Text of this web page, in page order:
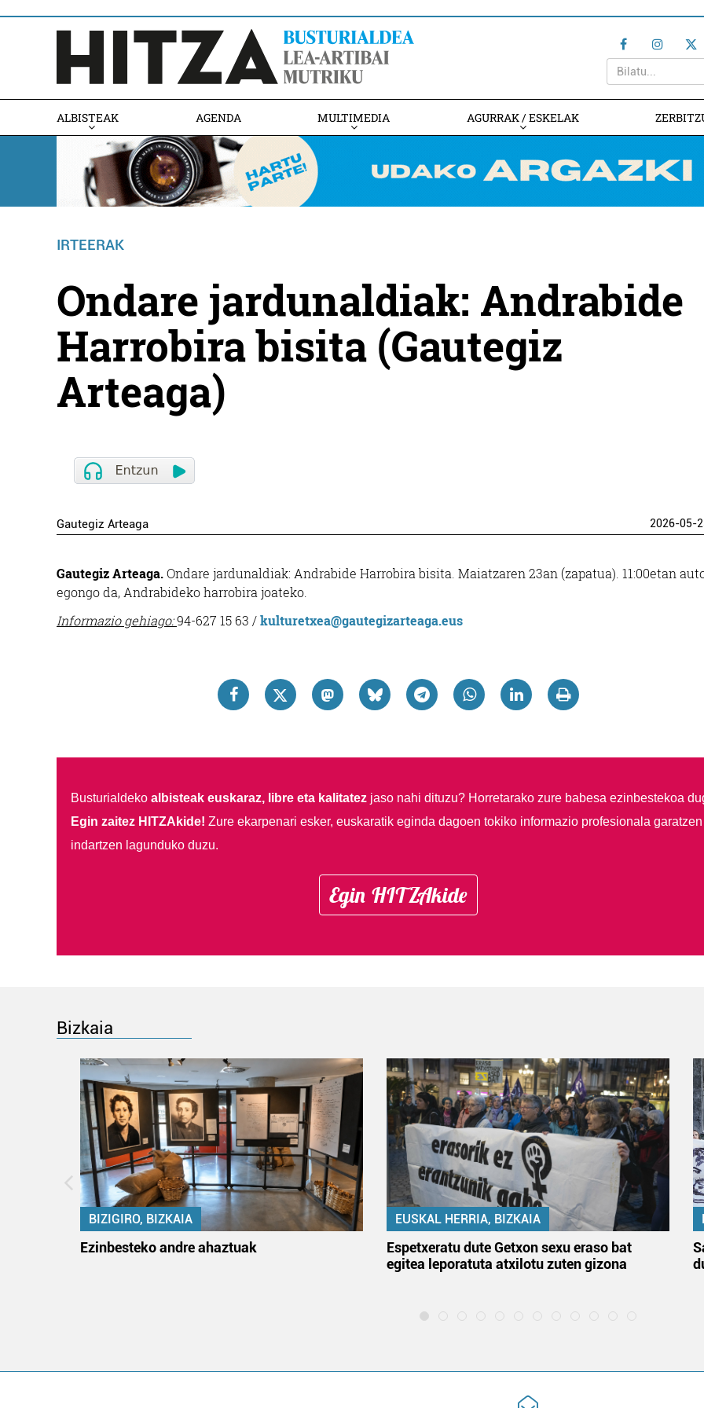
ALBISTEAK AGENDA MULTIMEDIA AGURRAK / ESKELAK
IRTEERAK
Ondare jardunaldiak: Andrabide
Harrobira bisita (Gautegiz
Arteaga)
Gautegiz Arteaga 2026-05-
Gautegiz Arteaga.Ondare jardunaldiak: Andrabide Harrobira bisita. Maiatzaren 23an (zapatua). 11:00etan
egongo da, Andrabideko harrobira joateko.
Informazio gehiago​:94-627 15 63 /kulturetxea@gautegizarteaga.eus
Busturialdeko albisteak euskaraz, libre eta kalitatezjaso nahi dituzu? Horretarako zure babesa ezinbestekoa
Egin zaitez HITZAkide! Zure ekarpenari esker, euskaratik eginda dagoen tokiko informazio profesionala garatzen
indartzen lagunduko duzu.
Egin HITZAkide
Bizkaia
BIZIGIRO, BIZKAIA
Ezinbesteko andre ahaztuak
EUSKAL HERRIA, BIZKAIA
Espetxeratu dute Getxon sexu eraso bat
egitea leporatuta atxilotu zuten gizona